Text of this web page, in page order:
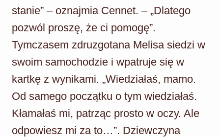
stanie” – oznajmia Cennet. – „Dlatego
pozwól proszę, że ci pomogę”.
Tymczasem zdruzgotana Melisa siedzi w
swoim samochodzie i wpatruje się w
kartkę z wynikami. „Wiedziałaś, mamo.
Od samego początku o tym wiedziałaś.
Kłamałaś mi, patrząc prosto w oczy. Ale
odpowiesz mi za to…”. Dziewczyna